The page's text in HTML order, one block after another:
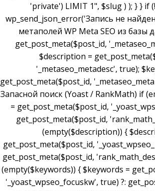
'private') LIMIT 1", $slug ) ); } } if
wp_send_json_error('Запись не
метаполей WP Meta SEO из базы
get_post_meta($post_id,
$description =
'_metaseo_metadesc', true);
get_post_meta($post_id,
Запасной поиск (Yoast / RankMath) if
= get_post_meta($post_id,
get_post_meta($post_id,
(empty($description)) {
get_post_meta($post_id,
get_post_meta($post_id,
(empty($keywords)) { $keywords =
'_yoast_wpseo_focuskw', true) ?: